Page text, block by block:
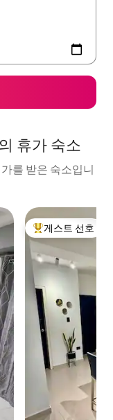
휴가 숙소
를 받은 숙소입니
상위 게스트 선호
게스트 선호